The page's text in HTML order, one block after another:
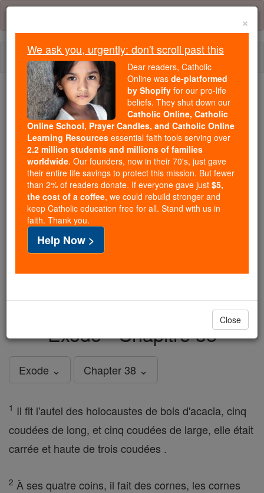
Skip
content
We ask you, urgently: don't scroll past this
Dear readers, Catholic Online
wasde-platformed by Shopify
for our pro-life beliefs. They
shut down ourCatholic
Online, Catholic Online School, Prayer Candles, and
Catholic Online Learning Resourcesessential faith
tools serving over2.2 million students and millions of
families worldwide. Our founders, now in their 70's,
just gave their entire life savings to protect this mission.
But fewer than 2% of readers donate. If everyone gave
just$5, the cost of a coffee, we could rebuild stronger
in faith. Thank you.DONATE TODAY >
Exode - Chapitre 38
Exode ⌄ Chapter 38 ⌄
1 Il fit l'autel des holocaustes de bois d'acacia, cinq
coudées de long, et cinq coudées de large, elle était
carrée et haute de trois coudées .
2 À ses quatre coins, il fait des cornes, les cornes
×
We ask you, urgently: don't scroll past this
Dear readers, Catholic
Online was de-platformed
by Shopify for our pro-life
beliefs. They shut down our
Catholic Online, Catholic
Online School, Prayer Candles, and Catholic Online
Learning Resources essential faith tools serving over
2.2 million students and millions of families
worldwide. Our founders, now in their 70's, just gave
their entire life savings to protect this mission. But fewer
than 2% of readers donate. If everyone gave just $5,
the cost of a coffee, we could rebuild stronger and
keep Catholic education free for all. Stand with us in
faith. Thank you.
Help Now >
Close